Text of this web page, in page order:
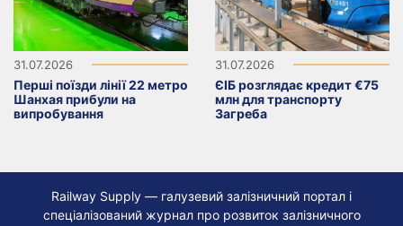
31.07.2026
Перші поїзди лінії 22 метро
Шанхая прибули на
випробування
31.07.2026
ЄІБ розглядає кредит €75
млн для транспорту
Загреба
Railway Supply — галузевий залізничний портал і
спеціалізований журнал про розвиток залізничного